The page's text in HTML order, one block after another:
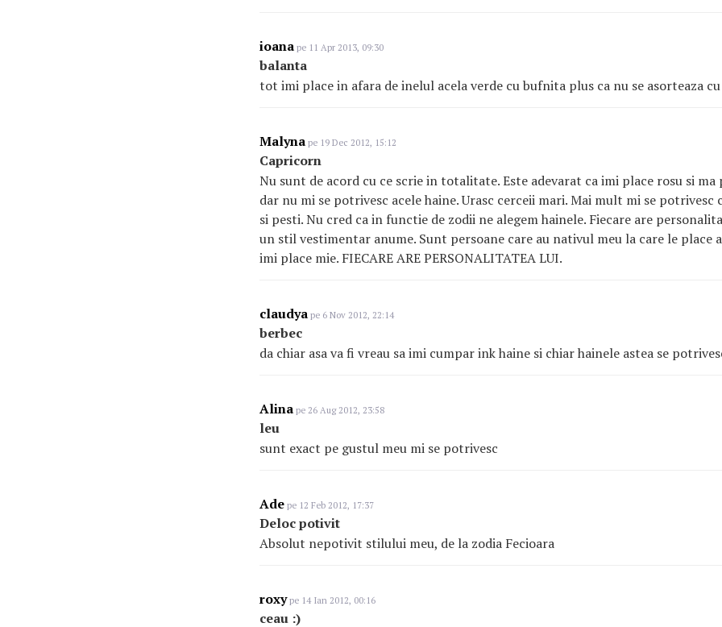
ioana pe 11 Apr 2013, 09:30
balanta
tot imi place in afara de inelul acela verde cu bufnita plus ca nu se asorteaza
Malyna pe 19 Dec 2012, 15:12
Capricorn
Nu sunt de acord cu ce scrie in totalitate. Este adevarat ca imi place rosu si ma
dar nu mi se potrivesc acele haine. Urasc cerceii mari. Mai mult mi se potrivesc
si pesti. Nu cred ca in functie de zodii ne alegem hainele. Fiecare are
un stil vestimentar anume. Sunt persoane care au nativul meu la care le place
imi place mie. FIECARE ARE PERSONALITATEA LUI.
claudya pe 6 Nov 2012, 22:14
berbec
da chiar asa va fi vreau sa imi cumpar ink haine si chiar hainele astea se
Alina pe 26 Aug 2012, 23:58
leu
sunt exact pe gustul meu mi se potrivesc
Ade pe 12 Feb 2012, 17:37
Deloc potivit
Absolut nepotivit stilului meu, de la zodia Fecioara
roxype 14 Ian 2012, 00:16
ceau :)